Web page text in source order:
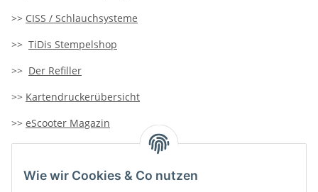
>> CISS / Schlauchsysteme
>> TiDis Stempelshop
>> Der Refiller
>> Kartendruckerübersicht
>> eScooter Magazin
>>Containersucher
Wie wir Cookies & Co nutzen